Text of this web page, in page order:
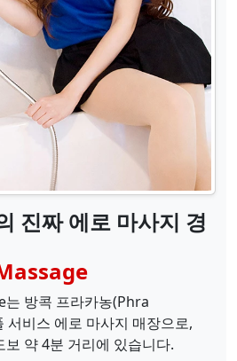
진짜 에로 마사지 경
방콕 프라카농(Phra
비스 에로 마사지 매장으로,
보 약 4분 거리에 있습니다.